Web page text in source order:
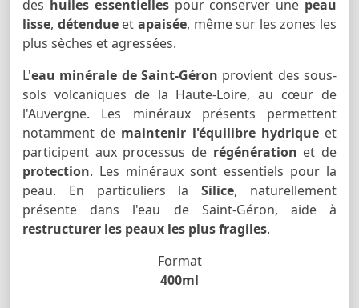
des huiles essentiellespour conserver une peau
lisse, détendueet apaisée, même sur les zones les
plus sèches et agressées.
L'eau minérale de Saint-Géron provient des sous-
sols volcaniques de la Haute-Loire, au cœur de
l'Auvergne. Les minéraux présents permettent
notamment de maintenir l'équilibre hydriqueet
participent aux processus de régénération et de
protection. Les minéraux sont essentiels pour la
peau. En particuliers laSilice, naturellement
présente dans l'eau de Saint-Géron, aide à
restructurer les peaux les plus fragiles.
Format
400ml